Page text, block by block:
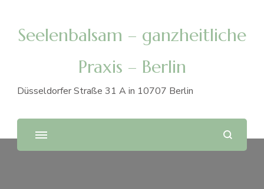
Seelenbalsam – ganzheitliche
Praxis – Berlin
Düsseldorfer Straße 31 A in 10707 Berlin